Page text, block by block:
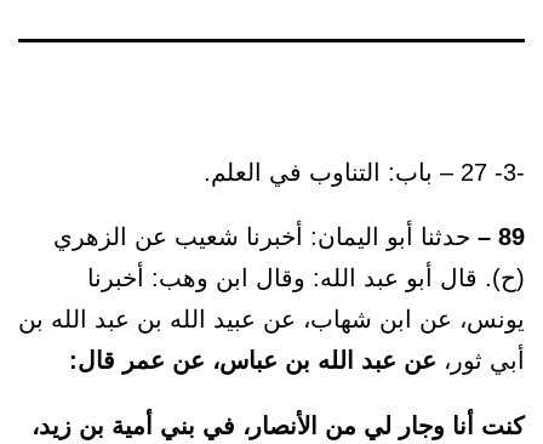
-3- 27 – باب: التناوب في العلم.
89 –
حدثنا أبو اليمان: أخبرنا شعيب عن الزهري
(ح). قال أبو عبد الله: وقال ابن وهب: أخبرنا
يونس، عن ابن شهاب، عن عبيد الله بن عبد الله بن
أبي ثور، عن عبد الله بن عباس، عن عمر قال:
كنت أنا وجار لي من الأنصار، في بني أمية بن زيد،